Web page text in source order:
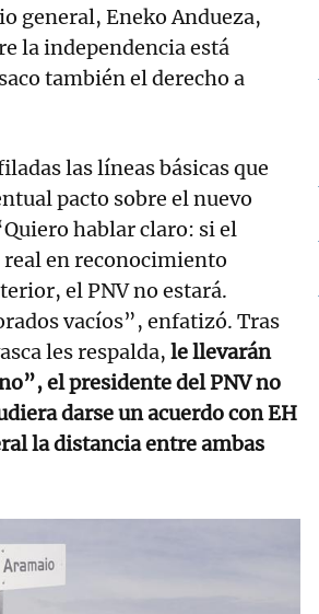
general, Eneko Andueza,
la independencia está
también el derecho a
las líneas básicas que
pacto sobre el nuevo
hablar claro: si el
real en reconocimiento
el PNV no estará.
vacíos”, enfatizó. Tras
les respalda, le llevarán
el presidente del PNV no
darse un acuerdo con EH
la distancia entre ambas